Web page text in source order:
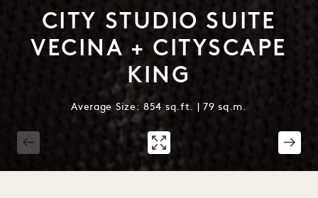
CITY STUDIO SUITE
VECINA + CITYSCAPE
KING
Average Size: 854 sq.ft. | 79 sq.m.